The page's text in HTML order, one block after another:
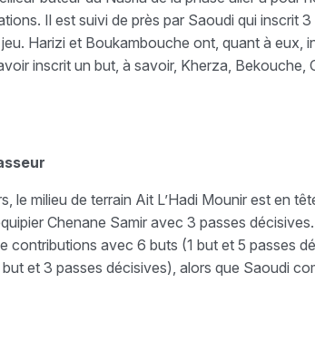
Il est suivi de près par Saoudi qui inscrit 3
Harizi et Boukambouche ont, quant à eux,
inscrit un but, à savoir, Kherza, Bekouche,
le milieu de terrain Ait L’Hadi Mounir est en
Chenane Samir avec 3 passes décisives.
contributions avec 6 buts (1 but et 5 passes
et 3 passes décisives), alors que Saoudi